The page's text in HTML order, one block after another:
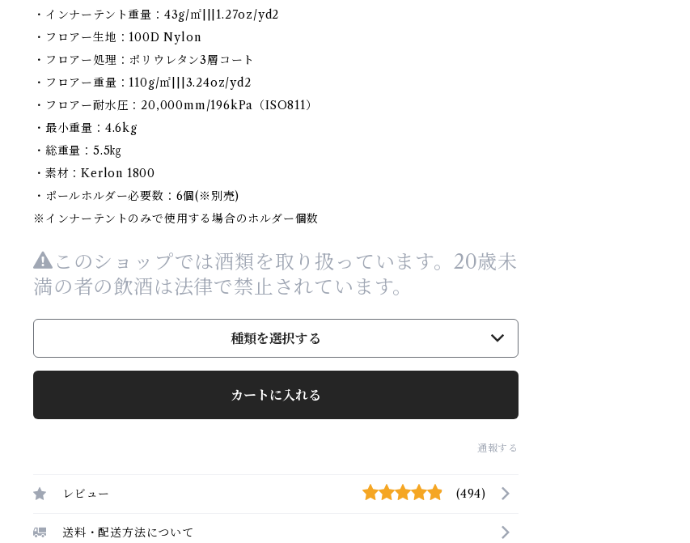
・インナーテント重量：43g/㎡|||1.27oz/yd2
・フロアー生地：100D Nylon
・フロアー処理：ポリウレタン3層コート
・フロアー重量：110g/㎡|||3.24oz/yd2
・フロアー耐水圧：20,000mm/196kPa（ISO811）
・最小重量：4.6kg
・総重量：5.5㎏
・素材：Kerlon 1800
・ポールホルダー必要数：6個(※別売)
※インナーテントのみで使用する場合のホルダー個数
このショップでは酒類を取り扱っています。20歳未
満の者の飲酒は法律で禁止されています。
種類を選択する
カートに入れる
通報する
レビュー (494)
送料・配送方法について